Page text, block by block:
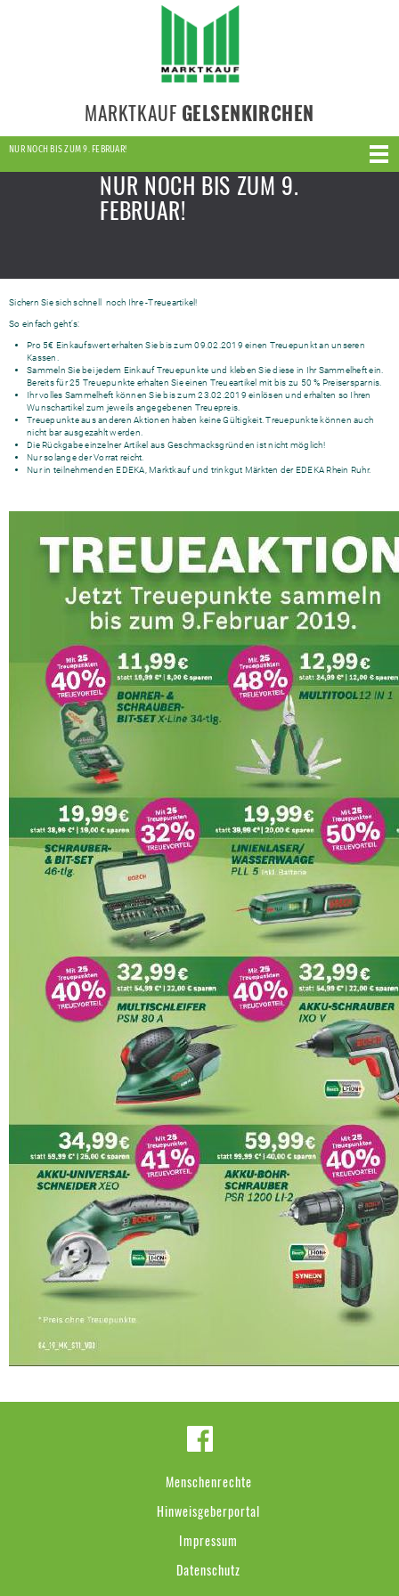
MARKTKAUF GELSENKIRCHEN
NUR NOCH BIS ZUM 9. FEBRUAR!
NUR NOCH BIS ZUM 9.
FEBRUAR!
Sichern Sie sich schnell noch Ihre -Treueartikel!
So einfach geht‘s:
Pro 5€ Einkaufswert erhalten Sie bis zum 09.02.2019 einen Treuepunkt an unseren
Kassen.
Sammeln Sie bei jedem Einkauf Treuepunkte und kleben Sie diese in Ihr Sammelheft ein.
Bereits für 25 Treuepunkte erhalten Sie einen Treueartikel mit bis zu 50 % Preisersparnis.
Ihr volles Sammelheft können Sie bis zum 23.02.2019 einlösen und erhalten so Ihren
Wunschartikel zum jeweils angegebenen Treuepreis.
Treuepunkte aus anderen Aktionen haben keine Gültigkeit. Treuepunkte können auch
nicht bar ausgezahlt werden.
Die Rückgabe einzelner Artikel aus Geschmacksgründen ist nicht möglich!
Nur solange der Vorrat reicht.
Nur in teilnehmenden EDEKA, Marktkauf und trinkgut Märkten der EDEKA Rhein Ruhr.
Menschenrechte
Hinweisgeberportal
Impressum
Datenschutz